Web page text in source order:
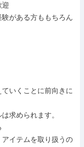
迎
がある方ももちろん
いくことに前向きに
求められます。
イテムを取り扱うの